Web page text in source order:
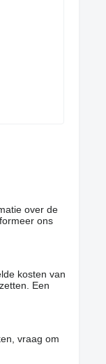
over de
ons
kosten van
Een
vraag om